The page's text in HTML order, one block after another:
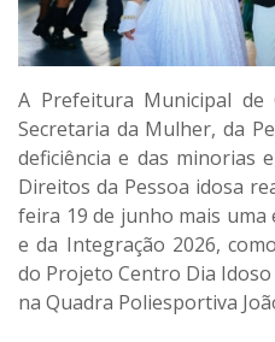
A Prefeitura Municipal de
Secretaria da Mulher, da
deficiência e das minorias
Direitos da Pessoa idosa
feira 19 de junho mais uma
e da Integração 2026,
do Projeto Centro Dia
na Quadra Poliesportiva